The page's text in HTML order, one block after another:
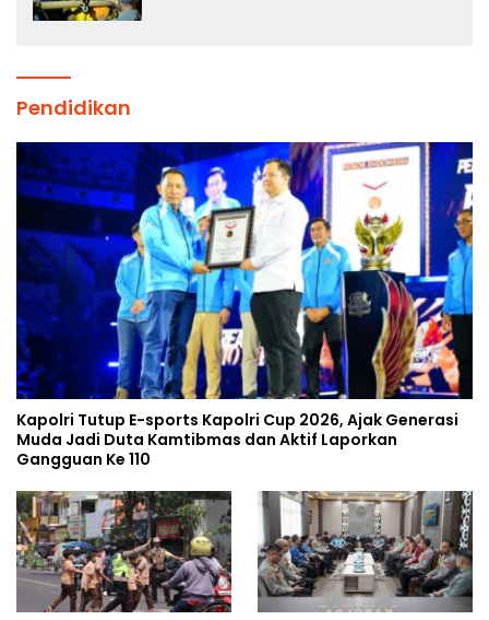
Pendidikan
Kapolri Tutup E-sports Kapolri Cup 2026, Ajak Generasi
Muda Jadi Duta Kamtibmas dan Aktif Laporkan
Gangguan Ke 110